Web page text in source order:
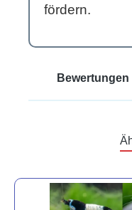
fördern.
Bewertungen